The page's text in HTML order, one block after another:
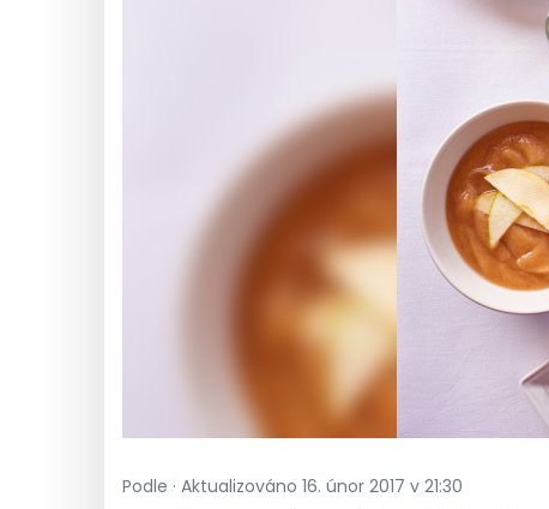
Podle · Aktualizováno 16. únor 2017 v 21:30